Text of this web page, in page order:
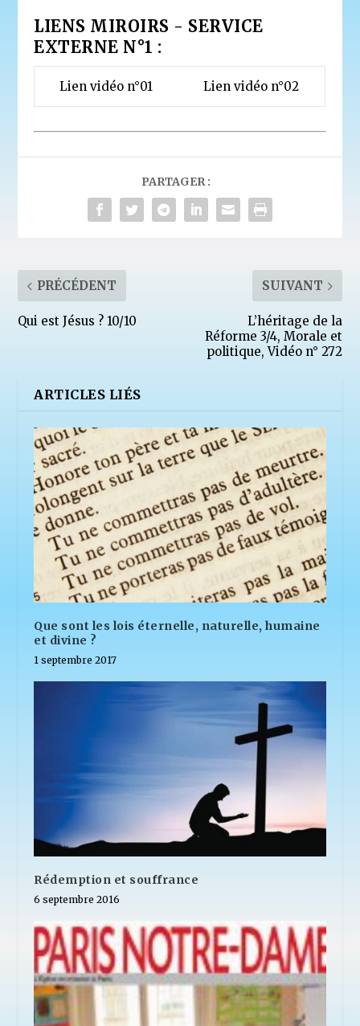
LIENS MIROIRS - SERVICE
EXTERNE N°1 :
Lien vidéo n°01 Lien vidéo n°02
PARTAGER :
PRÉCÉDENT
Qui est Jésus ? 10/10
SUIVANT
L’héritage de la
Réforme 3/4, Morale et
politique, Vidéo n° 272
ARTICLES LIÉS
Que sont les lois éternelle, naturelle, humaine
et divine ?
1 septembre 2017
Rédemption et souffrance
6 septembre 2016